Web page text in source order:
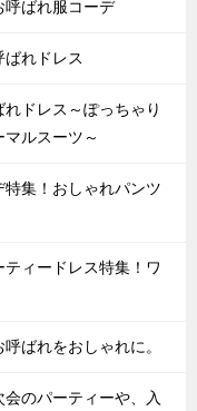
呼ばれ服コーデ
れドレス
ドレス～ぽっちゃり
ルスーツ～
集！おしゃれパンツ
ティードレス特集！ワ
ばれをおしゃれに。
のパーティーや、入